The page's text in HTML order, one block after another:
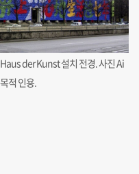
der Kunst 설치 전경. 사진 Ai
적 인용.